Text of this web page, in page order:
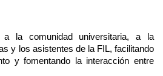
la comunidad universitaria, a la
y los asistentes de la FIL, facilitando
y fomentando la interacción entre